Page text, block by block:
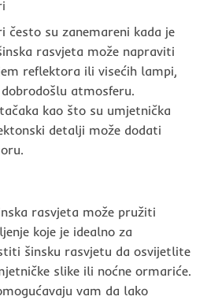
često su zanemareni kada je
rasvjeta može napraviti
reflektora ili visećih lampi,
atmosferu.
kao što su umjetnička
detalji može dodati
rasvjeta može pružiti
koje je idealno za
šinsku rasvjetu da osvijetlite
slike ili noćne ormariće.
vam da lako